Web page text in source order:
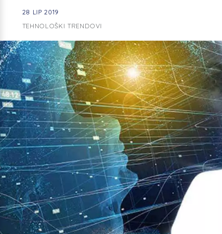
28 LIP 2019
TEHNOLOŠKI TRENDOVI